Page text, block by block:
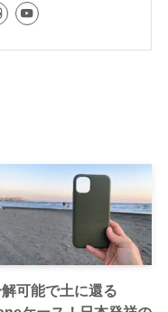
可能で土に還る